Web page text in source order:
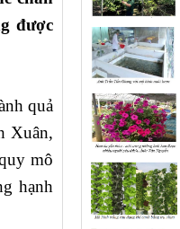
được
quả
Xuân,
mô
hạnh